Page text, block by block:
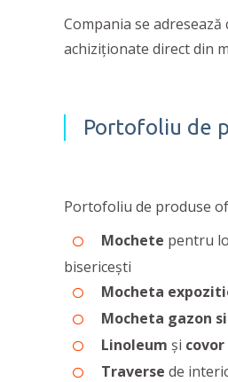
Compania se
achiziţionate direct din
Portofoliu de
Portofoliu de produse
Mochete pentru
bisericești
Mocheta
Mocheta gazon
Linoleum și covor
Traverse de